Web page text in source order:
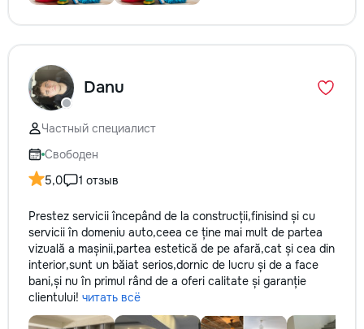
Danu
Частный специалист
Свободен
5,0
1 отзыв
Prestez servicii începând de la construcții,finisind și cu
servicii în domeniu auto,ceea ce ține mai mult de partea
vizuală a mașinii,partea estetică de pe afară,cat și cea din
interior,sunt un băiat serios,dornic de lucru și de a face
bani,și nu în primul rând de a oferi calitate și garanție
clientului! читать всё